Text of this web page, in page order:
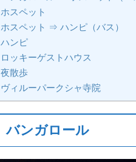
ホスペット
ホスペット ⇒ ハンピ（バス）
ハンピ
ロッキーゲストハウス
夜散歩
ヴィルーパークシャ寺院
バンガロール